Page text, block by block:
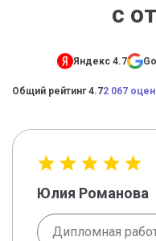
с
Яндекс 4.7
Общий рейтинг 4.72 067
Юлия Романова
Дипломная